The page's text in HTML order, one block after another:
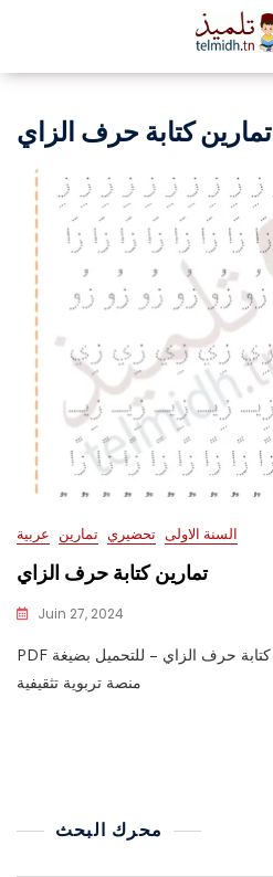
تمارين كتابة حرف الزاي
السنة الاولى تحضيري تمارين عربية
تمارين كتابة حرف الزاي
Juin 27, 2024
PDF تمارين كتابة حرف الزاي – للتحميل بضيغة Partager موقع تلميذ هو
منصة تربوية تثقيفية
محرك البحث